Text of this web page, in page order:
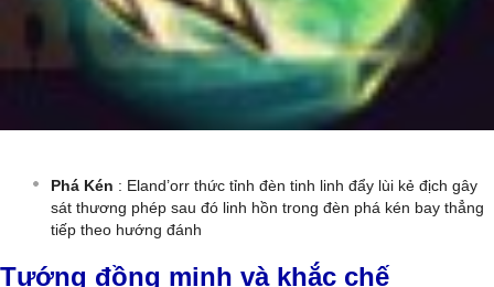
Phá Kén : Eland’orr thức tỉnh đèn tinh linh đẩy lùi kẻ địch gây
sát thương phép sau đó linh hồn trong đèn phá kén bay thẳng
tiếp theo hướng đánh
Tướng đồng minh và khắc chế